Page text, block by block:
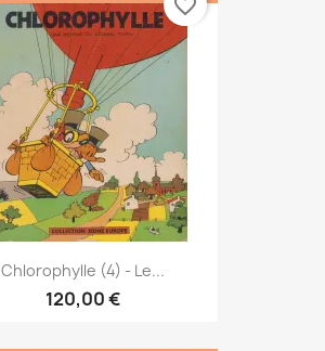
Chlorophylle (4) - Le...
120,00 €